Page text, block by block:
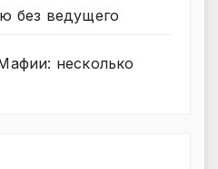
без ведущего
несколько